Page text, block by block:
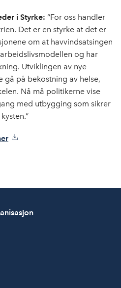
i Styrke: “For oss handler
Det er en styrke at det er
om at havvindsatsingen
og har
Utviklingen av nye
på bekostning av helse,
Nå må politikerne vise
med utbygging som sikrer